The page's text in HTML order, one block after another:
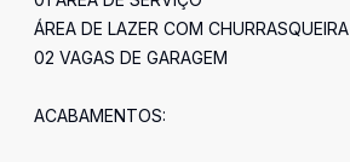
ÁREA DE LAZER COM CHURRASQUEIRA
02 VAGAS DE GARAGEM
ACABAMENTOS: